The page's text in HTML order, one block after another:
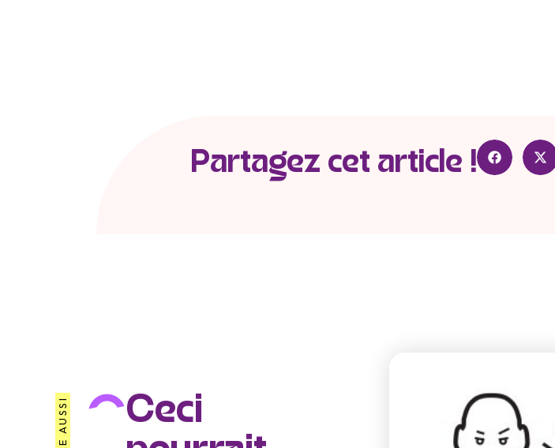
Partagez cet article !
Ceci